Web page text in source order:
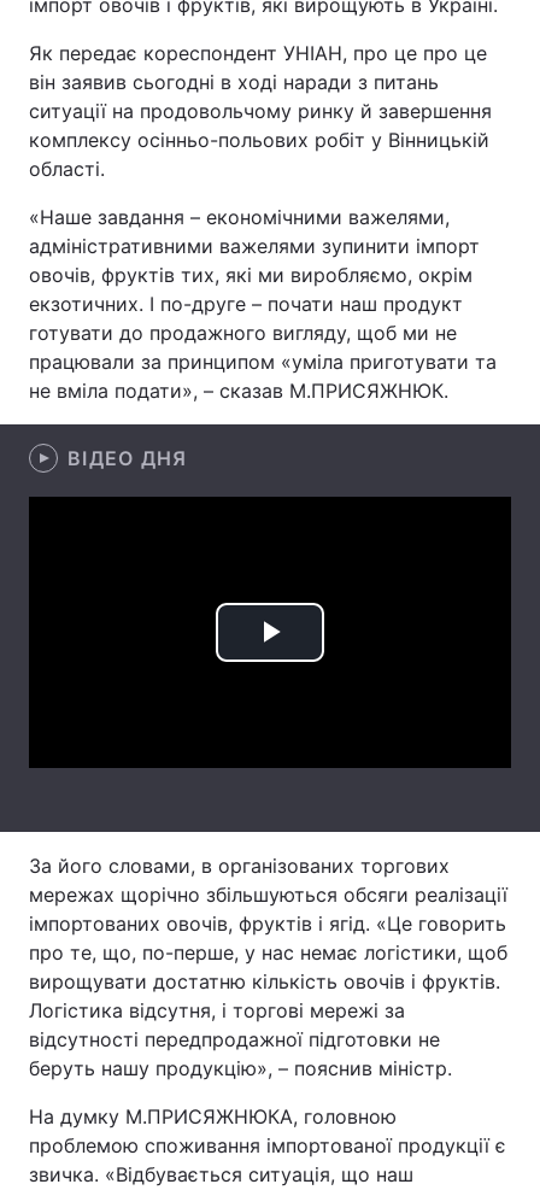
Головна Війна
Україна Політика
Економіка
Відео з Youtube Статті
Думки
Архів Вакансії
Контакти
Послуги
імпорт овочів і фруктів, які вирощують в Україні.
Як передає кореспондент УНІАН, про це про це
він заявив сьогодні в ході наради з питань
ситуації на продовольчому ринку й завершення
комплексу осінньо-польових робіт у Вінницькій
області.
«Наше завдання – економічними важелями,
адміністративними важелями зупинити імпорт
овочів, фруктів тих, які ми виробляємо, окрім
екзотичних. І по-друге – почати наш продукт
готувати до продажного вигляду, щоб ми не
працювали за принципом «уміла приготувати та
не вміла подати», – сказав М.ПРИСЯЖНЮК.
ВІДЕО ДНЯ
Play
За його словами, в організованих торгових
мережах щорічно збільшуються обсяги реалізації
імпортованих овочів, фруктів і ягід. «Це говорить
про те, що, по-перше, у нас немає логістики, щоб
вирощувати достатню кількість овочів і фруктів.
Логістика відсутня, і торгові мережі за
відсутності передпродажної підготовки не
беруть нашу продукцію», – пояснив міністр.
На думку М.ПРИСЯЖНЮКА, головною
проблемою споживання імпортованої продукції є
звичка. «Відбувається ситуація, що наш